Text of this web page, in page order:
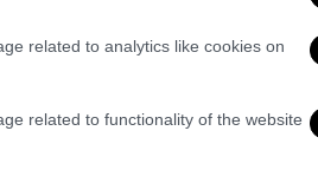
related to analytics like cookies on
related to functionality of the website
είπε ο